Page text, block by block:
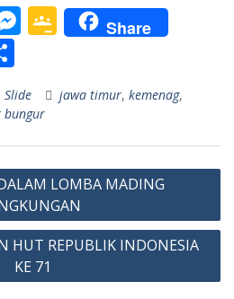
M
e
n
g
er
G
o
gl
e
Cl
as
sr
o
o
Share
h
ar
e
Slide jawa timur, kemenag,
bungur
LOMBA MADING
HUT REPUBLIK INDONESIA
KE 71